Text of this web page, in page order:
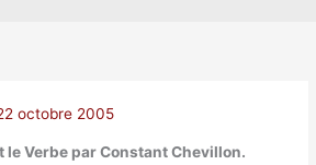
octobre 2005
le Verbe par Constant Chevillon.